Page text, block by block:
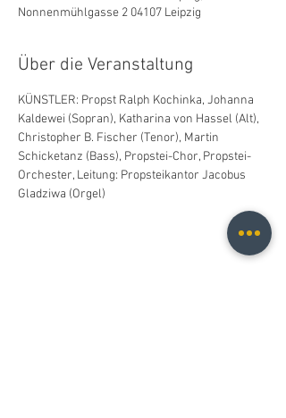
Nonnenmühlgasse 2 04107 Leipzig
Über die Veranstaltung
KÜNSTLER: Propst Ralph Kochinka, Johanna
Kaldewei (Sopran), Katharina von Hassel (Alt),
Christopher B. Fischer (Tenor), Martin
Schicketanz (Bass), Propstei-Chor, Propstei-
Orchester, Leitung: Propsteikantor Jacobus
Gladziwa (Orgel)